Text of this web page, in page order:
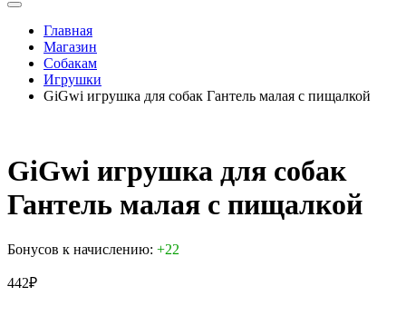
Главная
Магазин
Собакам
Игрушки
GiGwi игрушка для собак Гантель малая с пищалкой
GiGwi игрушка для собак
Гантель малая с пищалкой
Бонусов к начислению: +22
442₽